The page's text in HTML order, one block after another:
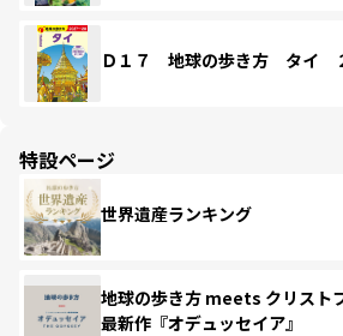
Ｄ１７ 地球の歩き方 タイ
特設ページ
世界遺産ランキング
地球の歩き方 meets クリスト
最新作『オデュッセイア』